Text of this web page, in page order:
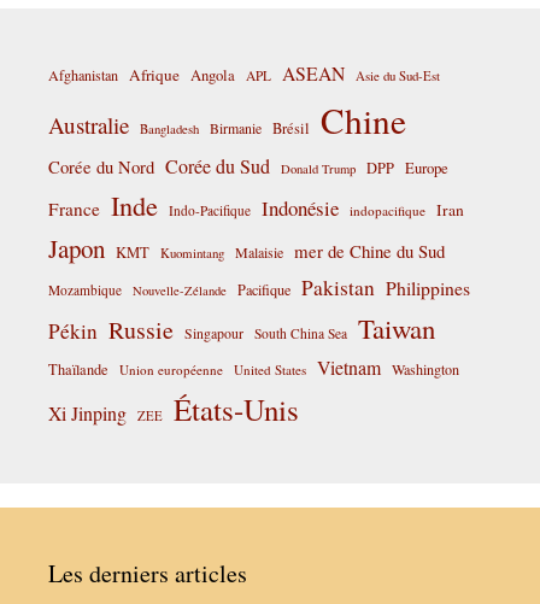
Afghanistan Afrique Angola APL ASEAN Asie du Sud-Est
Australie Bangladesh Birmanie Brésil Chine
Corée du Nord Corée du Sud Donald Trump DPP Europe
France Inde Indo-Pacifique Indonésie indopacifique Iran
Japon KMT Kuomintang Malaisie mer de Chine du Sud
Mozambique Nouvelle-Zélande Pacifique Pakistan Philippines
Pékin Russie Singapour South China Sea Taiwan
Thaïlande Union européenne United States Vietnam Washington
Xi Jinping ZEE États-Unis
Les derniers articles